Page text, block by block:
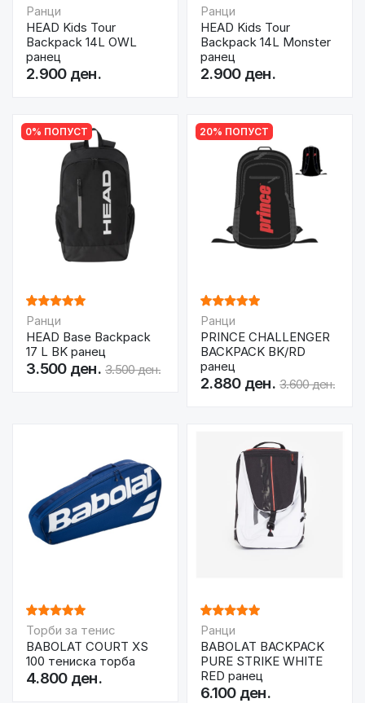
Ранци
HEAD Kids Tour
Backpack 14L OWL
ранец
2.900 ден.
Ранци
HEAD Kids Tour
Backpack 14L Monster
ранец
2.900 ден.
0% ПОПУСТ
Ранци
HEAD Base Backpack
17 L BK ранец
3.500 ден. 3.500 ден.
20% ПОПУСТ
Ранци
PRINCE CHALLENGER
BACKPACK BK/RD
ранец
2.880 ден. 3.600 ден.
Торби за тенис
BABOLAT COURT XS
100 тениска торба
4.800 ден.
Ранци
BABOLAT BACKPACK
PURE STRIKE WHITE
RED ранец
6.100 ден.